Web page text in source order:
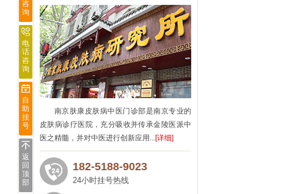
咨
询
电
话
咨
询
自
助
挂
号
返
回
顶
部
南京肤康皮肤病中医门诊部是南京专业的
皮肤病诊疗医院，充分吸收并传承金陵医派中
医之精髓，并对中医进行创新应用...[详细]
182-5188-9023
24小时挂号热线